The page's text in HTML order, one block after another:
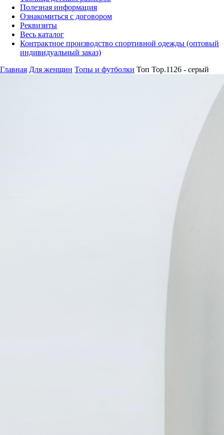
Полезная информация
Ознакомиться с договором
Реквизиты
Весь каталог
Контрактное производство спортивной одежды (оптовый
индивидуальный заказ)
Главная Для женщин Топы и футболки Топ Top.1126 - серый